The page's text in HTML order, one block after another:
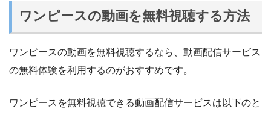
ワンピースの動画を無料視聴する方法
ワンピースの動画を無料視聴するなら、動画配信サービス
の無料体験を利用するのがおすすめです。
ワンピースを無料視聴できる動画配信サービスは以下のと